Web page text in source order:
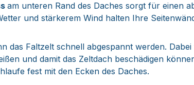
am unteren Rand des Daches sorgt für einen
und stärkerem Wind halten Ihre
das Faltzelt schnell abgespannt werden.
und damit das Zeltdach beschädigen
fest mit den Ecken des Daches.